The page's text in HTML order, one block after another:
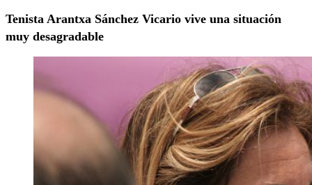
Tenista Arantxa Sánchez Vicario vive una situación
muy desagradable